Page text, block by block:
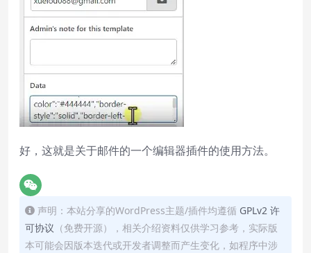
好，这就是关于邮件的一个编辑器插件的使用方法。
声明：本站分享的WordPress主题/插件均遵循 GPLv2 许
可协议 （免费开源），相关介绍资料仅供学习参考，实际版
本可能会因版本迭代或开发者调整而产生变化，如程序中涉